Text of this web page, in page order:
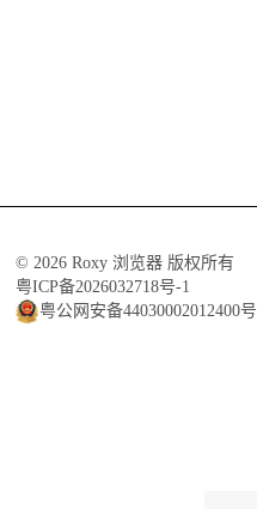
© 2026 Roxy 浏览器 版权所有
粤ICP备2026032718号-1
粤公网安备44030002012400号